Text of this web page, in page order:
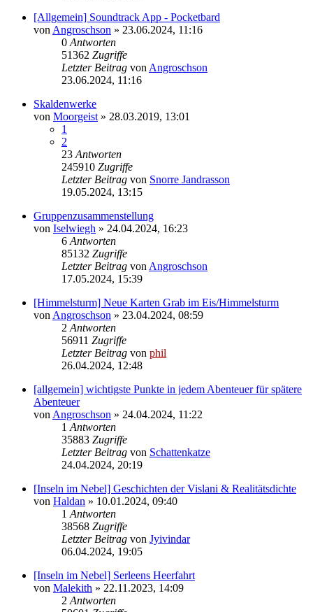
[Allgemein] Soundtrack App - Pocketbard
von Angroschson » 23.06.2024, 11:16
0 Antworten
51362 Zugriffe
Letzter Beitrag von Angroschson
23.06.2024, 11:16
Skaldenwerke
von Moorgeist » 28.03.2019, 13:01
1
2
23 Antworten
245910 Zugriffe
Letzter Beitrag von Snorre Jandrasson
19.05.2024, 13:15
Gruppenzusammenstellung
von Iselwiegh » 24.04.2024, 16:23
6 Antworten
85132 Zugriffe
Letzter Beitrag von Angroschson
17.05.2024, 15:39
[Himmelsturm] Neue Karten Grab im Eis/Himmelsturm
von Angroschson » 23.04.2024, 08:59
2 Antworten
56911 Zugriffe
Letzter Beitrag von phil
26.04.2024, 12:48
[allgemein] wichtigste Punkte in jedem Abenteuer für spätere
Abenteuer
von Angroschson » 24.04.2024, 11:22
1 Antworten
35883 Zugriffe
Letzter Beitrag von Schattenkatze
24.04.2024, 20:19
[Inseln im Nebel] Geschichten der Vislani & Realitätsdichte
von Haldan » 10.01.2024, 09:40
1 Antworten
38568 Zugriffe
Letzter Beitrag von Jyivindar
06.04.2024, 19:05
[Inseln im Nebel] Serleens Heerfahrt
von Malekith » 22.11.2023, 14:09
2 Antworten